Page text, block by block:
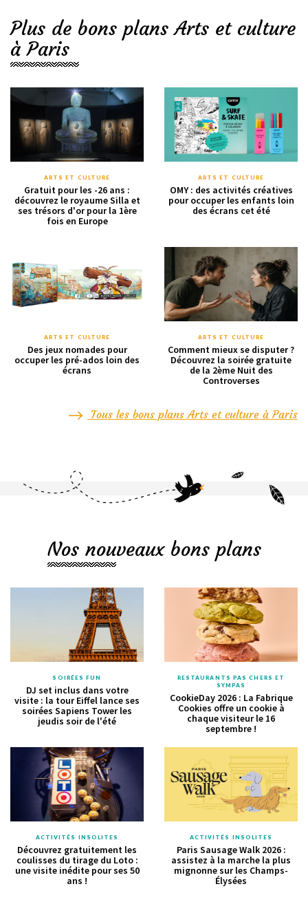
Plus de bons plans Arts et culture
à Paris
ARTS ET CULTURE
Gratuit pour les -26 ans :
découvrez le royaume Silla et
ses trésors d'or pour la 1ère
fois en Europe
ARTS ET CULTURE
OMY : des activités créatives
pour occuper les enfants loin
des écrans cet été
ARTS ET CULTURE
Des jeux nomades pour
occuper les pré-ados loin des
écrans
ARTS ET CULTURE
Comment mieux se disputer ?
Découvrez la soirée gratuite
de la 2ème Nuit des
Controverses
Tous les bons plans Arts et culture à Paris
Nos nouveaux bons plans
SOIRÉES FUN
DJ set inclus dans votre
visite : la tour Eiffel lance ses
soirées Sapiens Tower les
jeudis soir de l'été
RESTAURANTS PAS CHERS ET
SYMPAS
CookieDay 2026 : La Fabrique
Cookies offre un cookie à
chaque visiteur le 16
septembre !
ACTIVITÉS INSOLITES
Découvrez gratuitement les
coulisses du tirage du Loto :
une visite inédite pour ses 50
ans !
ACTIVITÉS INSOLITES
Paris Sausage Walk 2026 :
assistez à la marche la plus
mignonne sur les Champs-
Élysées